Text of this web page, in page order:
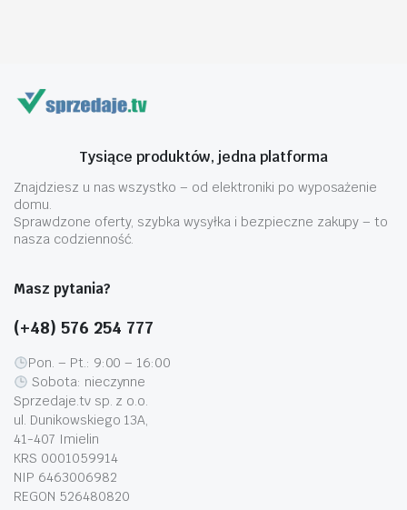
Tysiące produktów, jedna platforma
Znajdziesz u nas wszystko – od elektroniki po wyposażenie
domu.
Sprawdzone oferty, szybka wysyłka i bezpieczne zakupy – to
nasza codzienność.
Masz pytania?
(+48) 576 254 777
Pon. – Pt.: 9:00 – 16:00
Sobota: nieczynne
Sprzedaje.tv sp. z o.o.
ul. Dunikowskiego 13A,
41-407 Imielin
KRS 0001059914
NIP 6463006982
REGON 526480820